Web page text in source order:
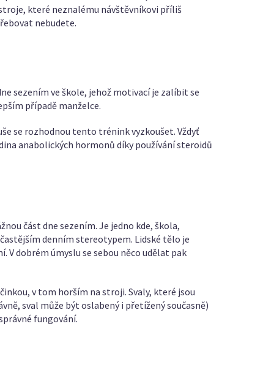
které neznalému návštěvníkovi příliš
nebudete.
sezením ve škole, jehož motivací je zalíbit se
případě manželce.
se rozhodnou tento trénink vyzkoušet. Vždyť
anabolických hormonů díky používání steroidů
část dne sezením. Je jedno kde, škola,
denním stereotypem. Lidské tělo je
V dobrém úmyslu se sebou něco udělat pak
v tom horším na stroji. Svaly, které jsou
sval může být oslabený i přetížený současně)
fungování.